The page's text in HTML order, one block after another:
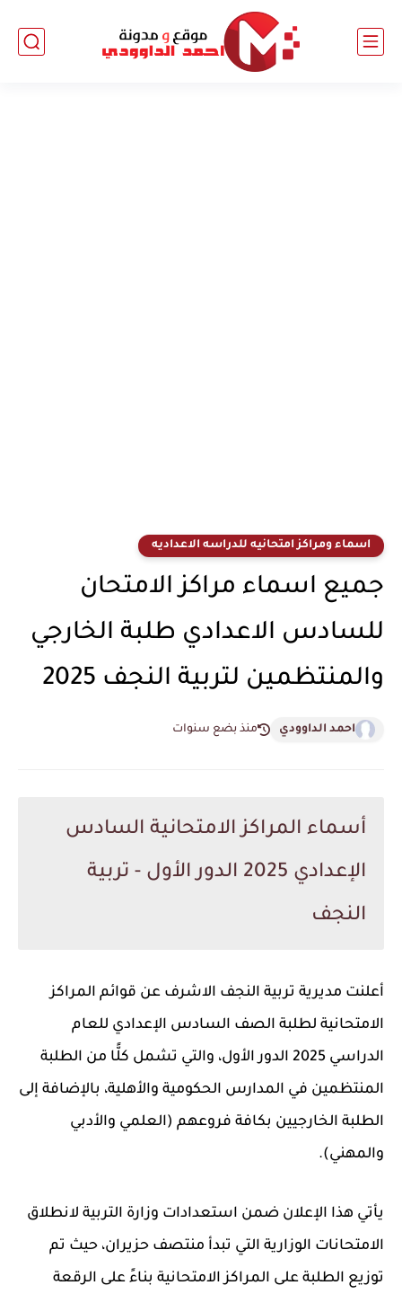
اسماء ومراكز امتحانيه للدراسه الاعداديه
جميع اسماء مراكز الامتحان
للسادس الاعدادي طلبة الخارجي
والمنتظمين لتربية النجف 2025
احمد الداوودي منذ بضع سنوات
أسماء المراكز الامتحانية السادس
الإعدادي 2025 الدور الأول - تربية
النجف
أعلنت مديرية تربية النجف الاشرف عن قوائم المراكز
الامتحانية لطلبة الصف السادس الإعدادي للعام
الدراسي 2025 الدور الأول
، والتي تشمل كلًّا من الطلبة
المنتظمين في المدارس الحكومية والأهلية، بالإضافة إلى
الطلبة الخارجيين بكافة فروعهم (العلمي والأدبي
والمهني).
يأتي هذا الإعلان ضمن استعدادات وزارة التربية لانطلاق
الامتحانات الوزارية التي تبدأ منتصف حزيران، حيث تم
توزيع الطلبة على المراكز الامتحانية بناءً على الرقعة